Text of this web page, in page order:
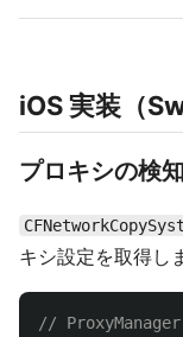
iOS 実装（
プロキシの検知
キシ設定を取得し
//